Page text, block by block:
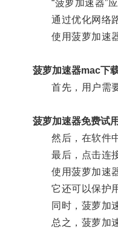
“菠萝加速器”应
通过优化网络路
使用菠萝加速器
菠萝加速器mac下
首先，用户需要
菠萝加速器免费试用
然后，在软件中
最后，点击连接
使用菠萝加速器
它还可以保护用
同时，菠萝加速
总之，菠萝加速